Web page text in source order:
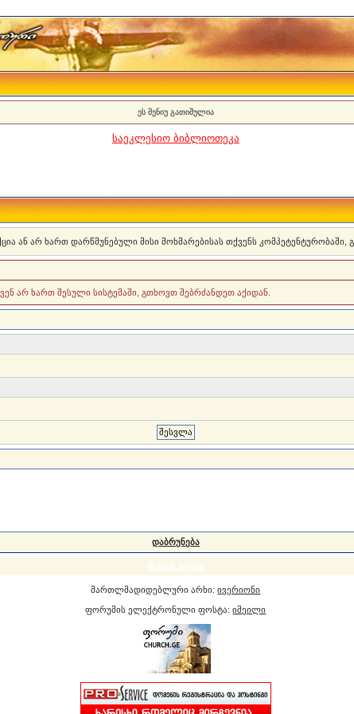
ეს მენიუ გათიშულია
საეკლესიო ბიბლიოთეკა
არ ხართ დარწმუნებული მისი მოხმარებისას თქვენს
არ ხართ შესული სისტემაში, გთხოვთ შებრძანდეთ აქიდან.
დაბრუნება
მსუბუქი ვერსია
მართლმადიდებლური არხი:ივერიონი
ფორუმის ელექტრონული ფოსტა:იმეილი